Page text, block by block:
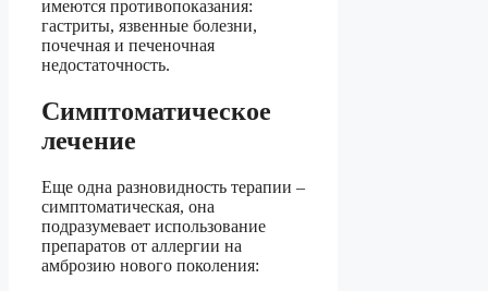
имеются противопоказания:
гастриты, язвенные болезни,
почечная и печеночная
недостаточность.
Симптоматическое
лечение
Еще одна разновидность терапии –
симптоматическая, она
подразумевает использование
препаратов от аллергии на
амброзию нового поколения: